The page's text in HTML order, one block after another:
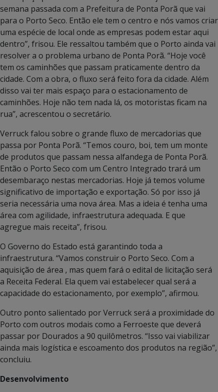
semana passada com a Prefeitura de Ponta Porã que vai
para o Porto Seco. Então ele tem o centro e nós vamos criar
uma espécie de local onde as empresas podem estar aqui
dentro”, frisou. Ele ressaltou também que o Porto ainda vai
resolver a o problema urbano de Ponta Porã. “Hoje você
tem os caminhões que passam praticamente dentro da
cidade. Com a obra, o fluxo será feito fora da cidade. Além
disso vai ter mais espaço para o estacionamento de
caminhões. Hoje não tem nada lá, os motoristas ficam na
rua”, acrescentou o secretário.
Verruck falou sobre o grande fluxo de mercadorias que
passa por Ponta Porã. “Temos couro, boi, tem um monte
de produtos que passam nessa alfandega de Ponta Porã.
Então o Porto Seco com um Centro Integrado trará um
desembaraço nestas mercadorias. Hoje já temos volume
significativo de importação e exportação. Só por isso já
seria necessária uma nova área. Mas a ideia é tenha uma
área com agilidade, infraestrutura adequada. E que
agregue mais receita”, frisou.
O Governo do Estado está garantindo toda a
infraestrutura. “Vamos construir o Porto Seco. Com a
aquisição de área , mas quem fará o edital de licitação será
a Receita Federal. Ela quem vai estabelecer qual será a
capacidade do estacionamento, por exemplo”, afirmou.
Outro ponto salientado por Verruck será a proximidade do
Porto com outros modais como a Ferroeste que deverá
passar por Dourados a 90 quilômetros. “Isso vai viabilizar
ainda mais logística e escoamento dos produtos na região”,
concluiu.
Desenvolvimento